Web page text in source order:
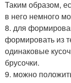
Таким образом,
в него немного
8. для
формировать из
одинаковые
брусочки.
9. можно